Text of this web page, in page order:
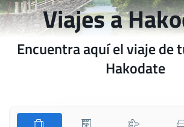
Viajes a
Encuentra aquí el viaje de
Hakodate